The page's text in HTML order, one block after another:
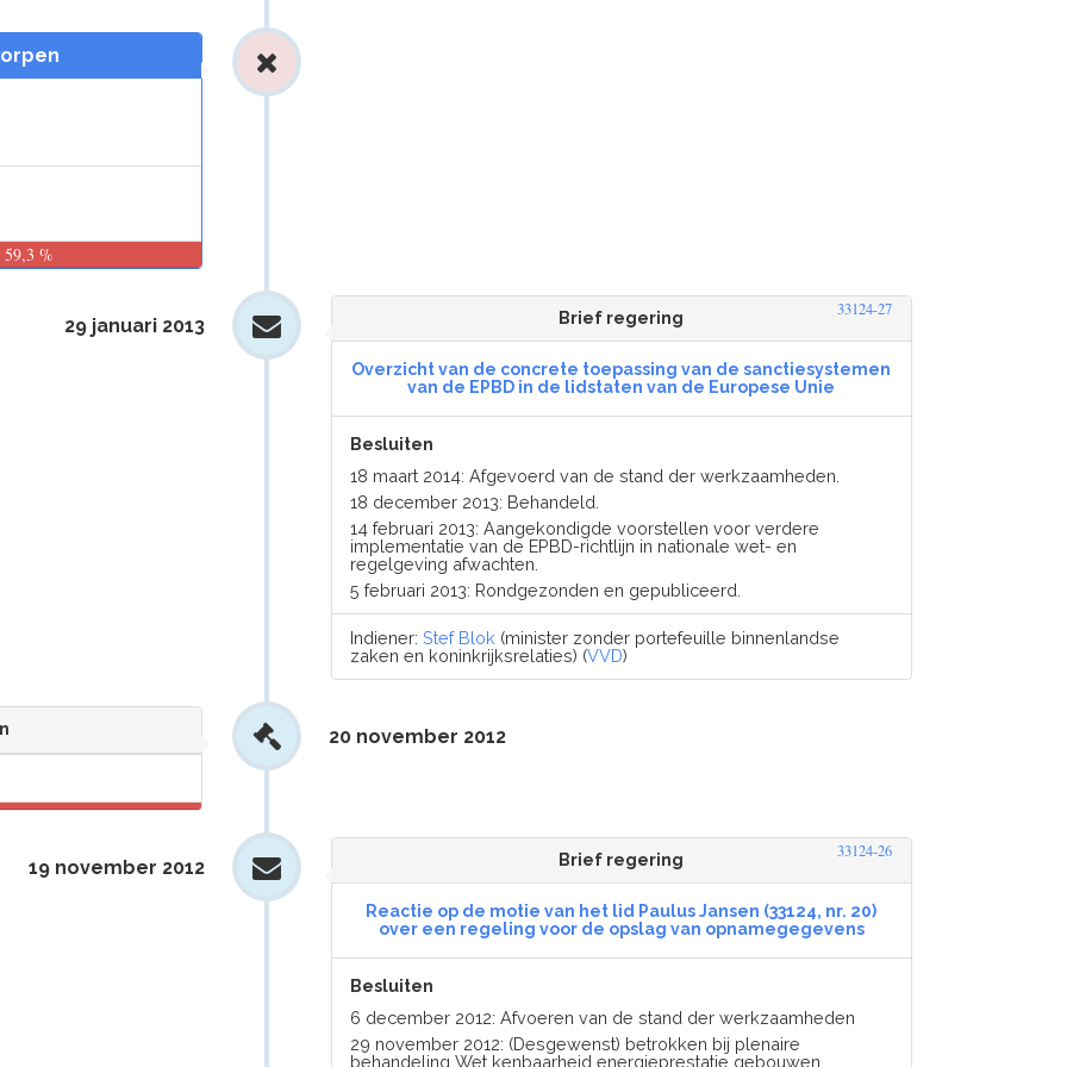
59,3 %
Brief regering 33124-27
Overzicht van de concrete toepassing van de sanctiesystemen
van de EPBD in de lidstaten van de Europese Unie
Besluiten
18 maart 2014: Afgevoerd van de stand der werkzaamheden.
18 december 2013: Behandeld.
14 februari 2013: Aangekondigde voorstellen voor verdere
implementatie van de EPBD-richtlijn in nationale wet- en
regelgeving afwachten.
5 februari 2013: Rondgezonden en gepubliceerd.
Indiener:Stef Blok (minister zonder portefeuille binnenlandse
zaken en koninkrijksrelaties) (VVD)
29 januari 2013
20 november 2012
Brief regering 33124-26
Reactie op de motie van het lid Paulus Jansen (33124, nr. 20)
over een regeling voor de opslag van opnamegegevens
Besluiten
6 december 2012: Afvoeren van de stand der werkzaamheden
29 november 2012: (Desgewenst) betrokken bij plenaire
behandeling Wet kenbaarheid energieprestatie gebouwen
19 november 2012